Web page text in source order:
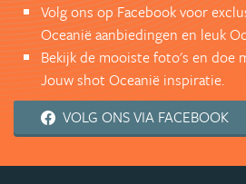
Volg ons op Facebook voor
Oceanië aanbiedingen en leuk
Bekijk de mooiste foto's en doe
Jouw shot Oceanië inspiratie.
VOLG ONS VIA FACEBOOK